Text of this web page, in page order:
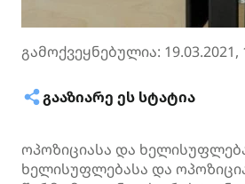
გამოქვეყნებულია: 19.03.2021,
ᲒᲐᲐᲖᲘᲐᲠᲔ ᲔᲡ ᲡᲢᲐᲢᲘᲐ
ოპოზიციასა და
ხელისუფლებასა და